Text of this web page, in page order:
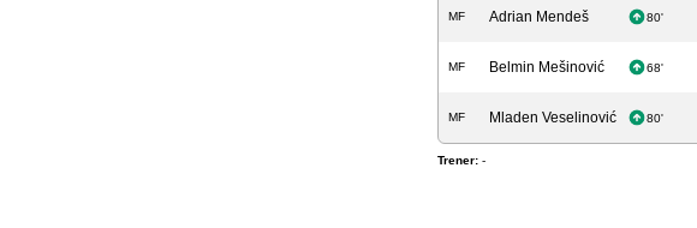
MF Adrian Mendeš 80'
MF Belmin Mešinović 68'
MF Mladen Veselinović 80'
Trener: -